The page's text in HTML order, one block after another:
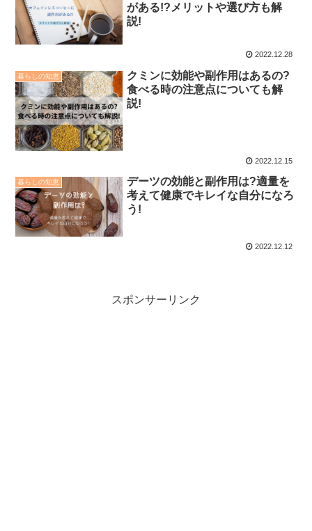
がある!?メリットや選び方も解
説!
2022.12.28
暮らしの知恵
クミンに効能や副作用はあるの?
食べる時の注意点についても解
説!
2022.12.15
暮らしの知恵
デーツの効能と副作用は?適量を
考えて健康でキレイな自分になろ
う!
2022.12.12
スポンサーリンク